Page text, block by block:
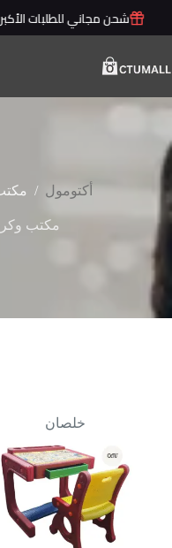
التجاوزشحن مجاني للطلبات الأكبر من
أكتومول /
مكتب
خلصان